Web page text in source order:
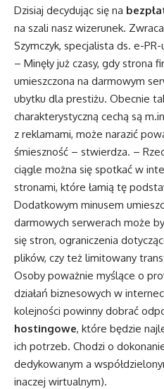
Dzisiaj decydując się na
na szali nasz wizerunek.
Szymczyk, specjalista ds. e-
– Minęły już czasy, gdy strona
umieszczona na darmowym
ubytku dla prestiżu. Obecnie
charakterystyczną cechą są
z reklamami, może narazić
śmieszność – stwierdza. –
ciągle można się spotkać w
stronami, które łamią tę
Dodatkowym minusem
darmowych serwerach może
się stron, ograniczenia
plików, czy też limitowany
Osoby poważnie myślące o
działań biznesowych w
kolejności powinny dobrać
hostingowe, które będzie
ich potrzeb. Chodzi o
dedykowanym a
inaczej wirtualnym).